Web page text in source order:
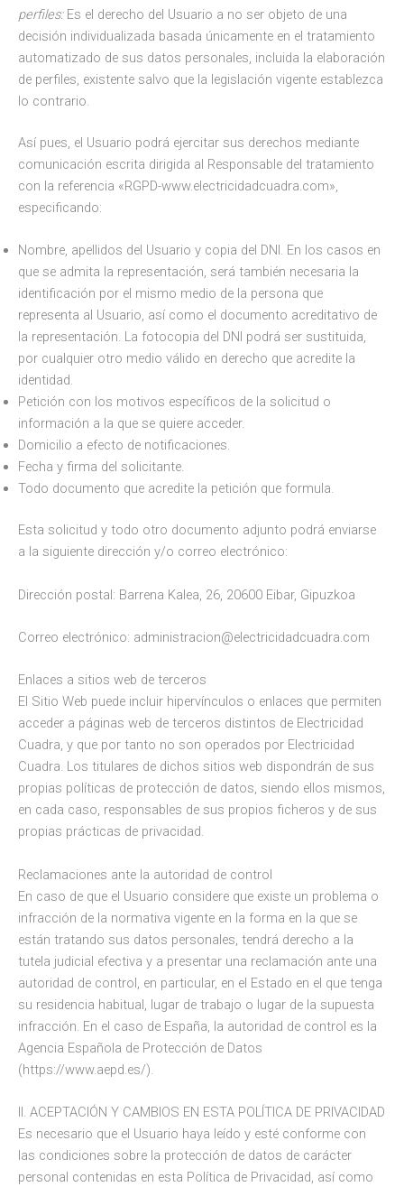
perfiles:Es el derecho del Usuario a no ser objeto de una
decisión individualizada basada únicamente en el tratamiento
automatizado de sus datos personales, incluida la elaboración
de perfiles, existente salvo que la legislación vigente establezca
lo contrario.
Así pues, el Usuario podrá ejercitar sus derechos mediante
comunicación escrita dirigida al Responsable del tratamiento
con la referencia «RGPD-www.electricidadcuadra.com»,
especificando:
Nombre, apellidos del Usuario y copia del DNI. En los casos en
que se admita la representación, será también necesaria la
identificación por el mismo medio de la persona que
representa al Usuario, así como el documento acreditativo de
la representación. La fotocopia del DNI podrá ser sustituida,
por cualquier otro medio válido en derecho que acredite la
identidad.
Petición con los motivos específicos de la solicitud o
información a la que se quiere acceder.
Domicilio a efecto de notificaciones.
Fecha y firma del solicitante.
Todo documento que acredite la petición que formula.
Esta solicitud y todo otro documento adjunto podrá enviarse
a la siguiente dirección y/o correo electrónico:
Dirección postal: Barrena Kalea, 26, 20600 Eibar, Gipuzkoa
Correo electrónico: administracion@electricidadcuadra.com
Enlaces a sitios web de terceros
El Sitio Web puede incluir hipervínculos o enlaces que permiten
acceder a páginas web de terceros distintos de Electricidad
Cuadra, y que por tanto no son operados por Electricidad
Cuadra. Los titulares de dichos sitios web dispondrán de sus
propias políticas de protección de datos, siendo ellos mismos,
en cada caso, responsables de sus propios ficheros y de sus
propias prácticas de privacidad.
Reclamaciones ante la autoridad de control
En caso de que el Usuario considere que existe un problema o
infracción de la normativa vigente en la forma en la que se
están tratando sus datos personales, tendrá derecho a la
tutela judicial efectiva y a presentar una reclamación ante una
autoridad de control, en particular, en el Estado en el que tenga
su residencia habitual, lugar de trabajo o lugar de la supuesta
infracción. En el caso de España, la autoridad de control es la
Agencia Española de Protección de Datos
(https://www.aepd.es/).
II. ACEPTACIÓN Y CAMBIOS EN ESTA POLÍTICA DE PRIVACIDAD
Es necesario que el Usuario haya leído y esté conforme con
las condiciones sobre la protección de datos de carácter
personal contenidas en esta Política de Privacidad, así como